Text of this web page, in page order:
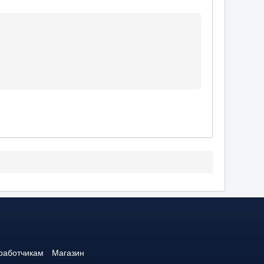
Магазин